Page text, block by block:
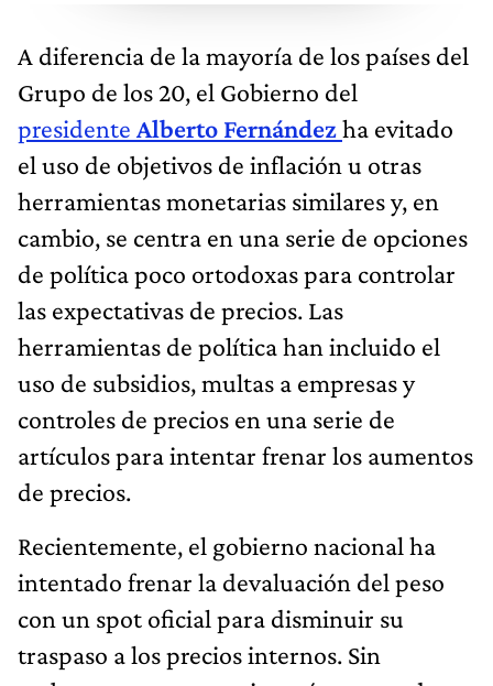
A diferencia de la mayoría de los países del
Grupo de los 20, el Gobierno del
presidente Alberto Fernándezha evitado
el uso de objetivos de inflación u otras
herramientas monetarias similares y, en
cambio, se centra en una serie de opciones
de política poco ortodoxas para controlar
las expectativas de precios. Las
herramientas de política han incluido el
uso de subsidios, multas a empresas y
controles de precios en una serie de
artículos para intentar frenar los aumentos
de precios.
Recientemente, el gobierno nacional ha
intentado frenar la devaluación del peso
con un spot oficial para disminuir su
traspaso a los precios internos. Sin